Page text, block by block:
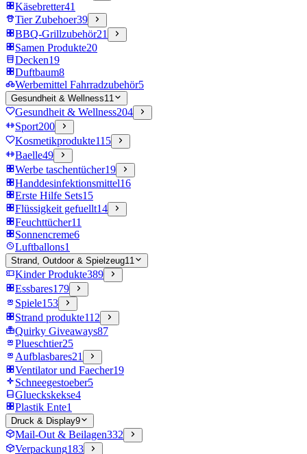
Käsebretter41
Tier Zubehoer39
BBQ-Grillzubehör21
Samen Produkte20
Decken19
Duftbaum8
Werbemittel Fahrradzubehör5
Gesundheit & Wellness11
Gesundheit & Wellness204
Sport200
Kosmetikprodukte115
Baelle49
Werbe taschentücher19
Handdesinfektionsmittel16
Erste Hilfe Sets15
Flüssigkeit gefuellt14
Feuchttücher11
Sonnencreme6
Luftballons1
Strand, Outdoor & Spielzeug11
Kinder Produkte389
Essbares179
Spiele153
Strand produkte112
Quirky Giveaways87
Plueschtier25
Aufblasbares21
Ventilator und Faecher19
Schneegestoeber5
Glueckskekse4
Plastik Ente1
Druck & Display9
Mail-Out & Beilagen332
Verpackung183